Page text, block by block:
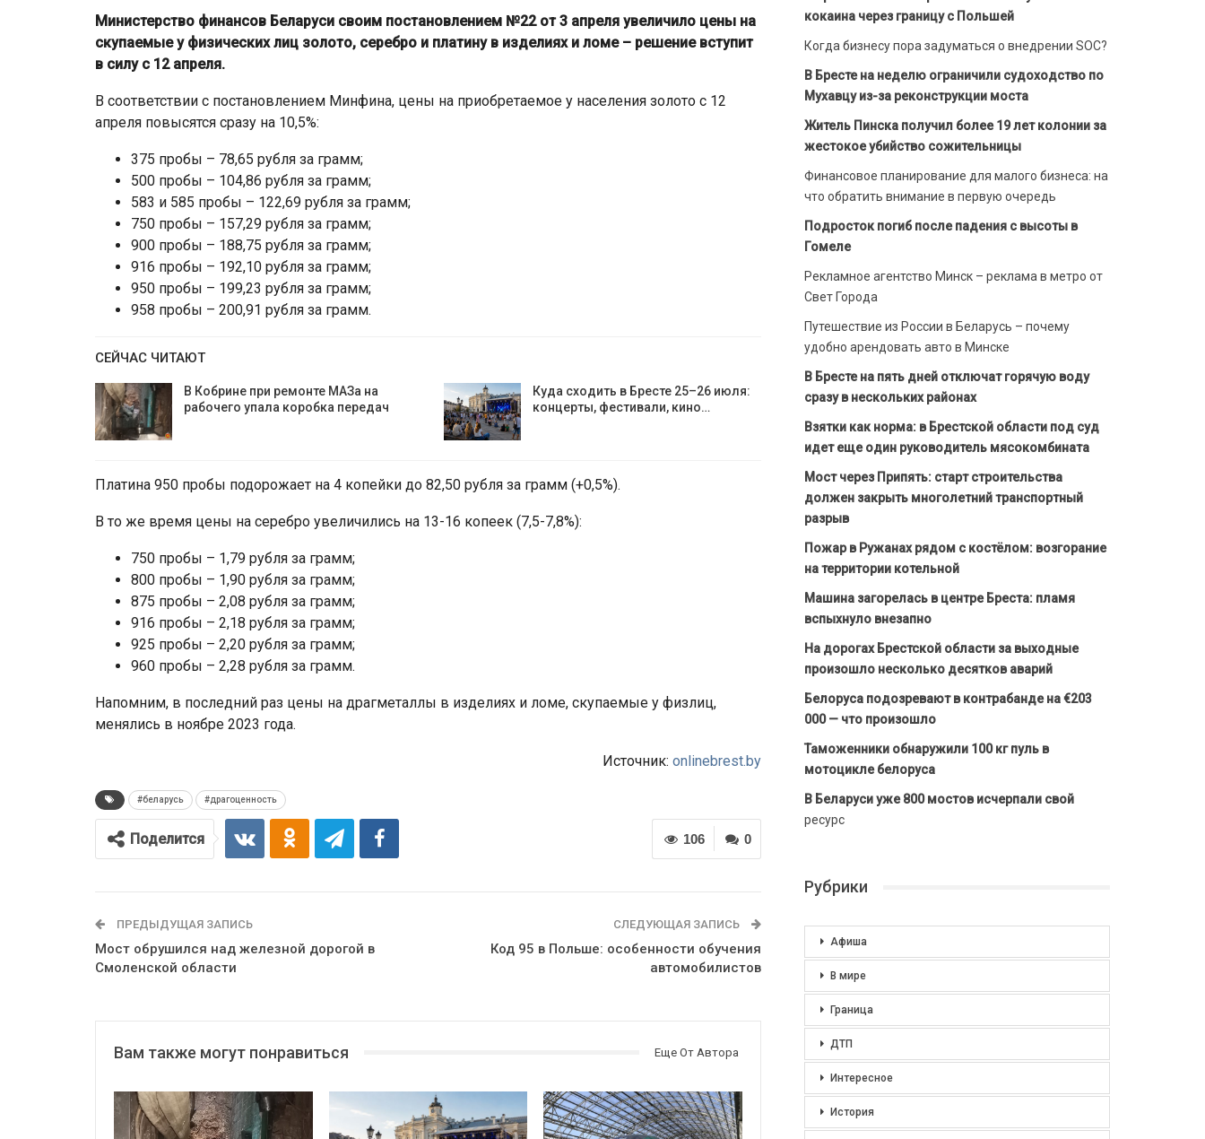
Министерство финансов Беларуси своим постановлением №22 от 3 апреля увеличило цены на
скупаемые у физических лиц золото, серебро и платину в изделиях и ломе – решение вступит
в силу с 12 апреля.
В соответствии с постановлением Минфина, цены на приобретаемое у населения золото с 12
апреля повысятся сразу на 10,5%:
375 пробы – 78,65 рубля за грамм;
500 пробы – 104,86 рубля за грамм;
583 и 585 пробы – 122,69 рубля за грамм;
750 пробы – 157,29 рубля за грамм;
900 пробы – 188,75 рубля за грамм;
916 пробы – 192,10 рубля за грамм;
950 пробы – 199,23 рубля за грамм;
958 пробы – 200,91 рубля за грамм.
СЕЙЧАС ЧИТАЮТ
В Кобрине при ремонте МАЗа на
рабочего упала коробка передач
Куда сходить в Бресте 25–26 июля:
концерты, фестивали, кино…
Платина 950 пробы подорожает на 4 копейки до 82,50 рубля за грамм (+0,5%).
В то же время цены на серебро увеличились на 13-16 копеек (7,5-7,8%):
750 пробы – 1,79 рубля за грамм;
800 пробы – 1,90 рубля за грамм;
875 пробы – 2,08 рубля за грамм;
916 пробы – 2,18 рубля за грамм;
925 пробы – 2,20 рубля за грамм;
960 пробы – 2,28 рубля за грамм.
Напомним, в последний раз цены на драгметаллы в изделиях и ломе, скупаемые у физлиц,
менялись в ноябре 2023 года.
Источник: onlinebrest.by
#беларусь #драгоценность
0
106
Поделится
ПРЕДЫДУЩАЯ ЗАПИСЬ
Мост обрушился над железной дорогой в
Смоленской области
СЛЕДУЮЩАЯ ЗАПИСЬ
Код 95 в Польше: особенности обучения
автомобилистов
Вам также могут понравиться Еще От Автора
кокаина через границу с Польшей
Когда бизнесу пора задуматься о внедрении SOC?
В Бресте на неделю ограничили судоходство по
Мухавцу из-за реконструкции моста
Житель Пинска получил более 19 лет колонии за
жестокое убийство сожительницы
Финансовое планирование для малого бизнеса: на
что обратить внимание в первую очередь
Подросток погиб после падения с высоты в
Гомеле
Рекламное агентство Минск – реклама в метро от
Свет Города
Путешествие из России в Беларусь – почему
удобно арендовать авто в Минске
В Бресте на пять дней отключат горячую воду
сразу в нескольких районах
Взятки как норма: в Брестской области под суд
идет еще один руководитель мясокомбината
Мост через Припять: старт строительства
должен закрыть многолетний транспортный
разрыв
Пожар в Ружанах рядом с костёлом: возгорание
на территории котельной
Машина загорелась в центре Бреста: пламя
вспыхнуло внезапно
На дорогах Брестской области за выходные
произошло несколько десятков аварий
Белоруса подозревают в контрабанде на €203
000 — что произошло
Таможенники обнаружили 100 кг пуль в
мотоцикле белоруса
В Беларуси уже 800 мостов исчерпали свой
ресурс
Рубрики
Афиша
В мире
Граница
ДТП
Интересное
История